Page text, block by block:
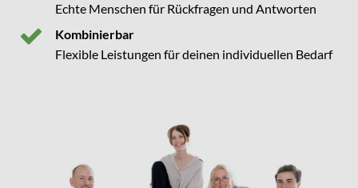
Echte Menschen für Rückfragen und Antworten
Kombinierbar
Flexible Leistungen für deinen individuellen Bedarf